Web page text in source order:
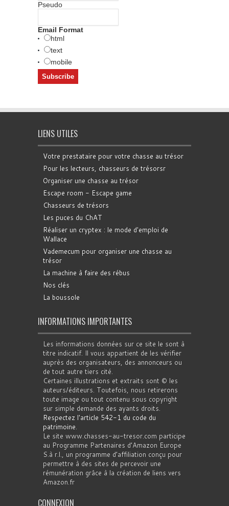
Pseudo
Email Format
html
text
mobile
LIENS UTILES
Votre prestataire pour votre chasse au trésor
Pour les lecteurs, chasseurs de trésorsr
Organiser une chasse au trésor
Escape room - Escape game
Chasseurs de trésors
Les puces du ChAT
Réaliser un cryptex : le mode d'emploi de
Wallace
Vademecum pour organiser une chasse au
trésor
La machine à faire des rébus
Nos clés
La boussole
INFORMATIONS IMPORTANTES
Les informations données sur ce site le sont à
titre indicatif. Il vous appartient de les vérifier
auprès des organisateurs, des annonceurs ou
de tout autre tiers cité.
Certaines illustrations et extraits sont © les
auteurs/éditeurs. Toutefois, nous retirerons
toute image ou tout contenu sous copyright
sur simple demande des ayants droits.
Respectez l'article 542-1 du code du
patrimoine.
Le site www.chasses-au-tresor.com participe
au Programme Partenaires d’Amazon Europe
S.à r.l., un programme d’affiliation conçu pour
permettre à des sites de percevoir une
rémunération grâce à la création de liens vers
Amazon.fr
CONNEXION